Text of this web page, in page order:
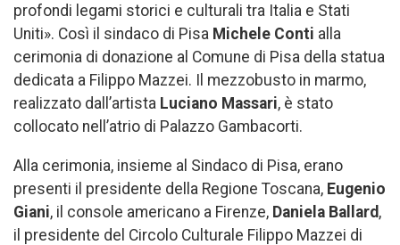
profondi legami storici e culturali tra Italia e Stati
Uniti». Così il sindaco di Pisa Michele Conti alla
cerimonia di donazione al Comune di Pisa della statua
dedicata a Filippo Mazzei. Il mezzobusto in marmo,
realizzato dall’artista Luciano Massari, è stato
collocato nell’atrio di Palazzo Gambacorti.
Alla cerimonia, insieme al Sindaco di Pisa, erano
presenti il presidente della Regione Toscana, Eugenio
Giani, il console americano a Firenze, Daniela Ballard ,
il presidente del Circolo Culturale Filippo Mazzei di